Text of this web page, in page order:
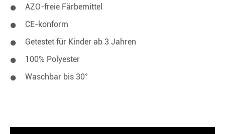
AZO-freie Färbemittel
CE-konform
Getestet für Kinder ab 3 Jahren
100% Polyester
Waschbar bis 30°